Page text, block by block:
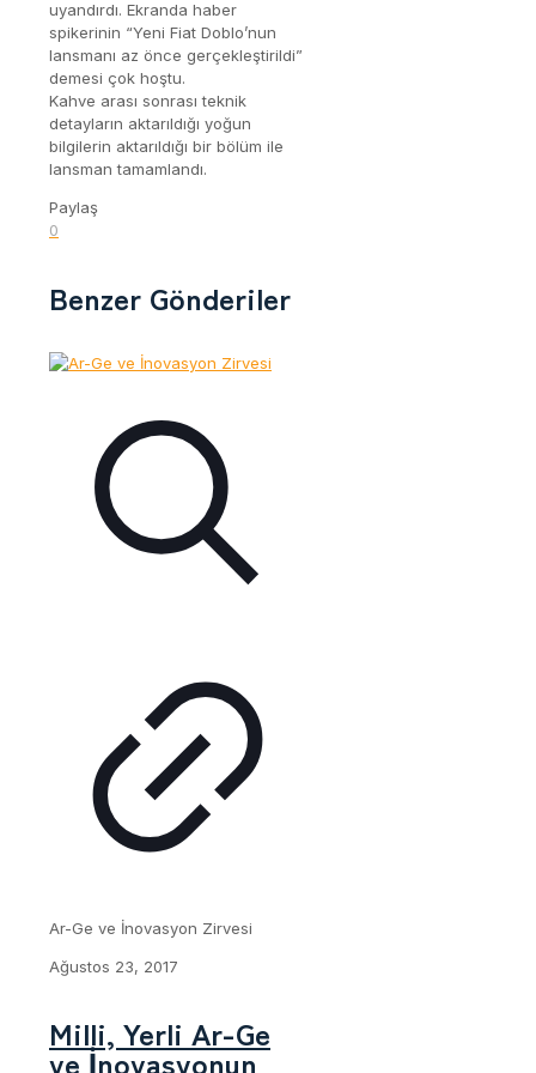
uyandırdı. Ekranda haber
spikerinin “Yeni Fiat Doblo’nun
lansmanı az önce gerçekleştirildi”
demesi çok hoştu.
Kahve arası sonrası teknik
detayların aktarıldığı yoğun
bilgilerin aktarıldığı bir bölüm ile
lansman tamamlandı.
Paylaş
0
Benzer Gönderiler
Ar-Ge ve İnovasyon Zirvesi
Ağustos 23, 2017
Milli, Yerli Ar-Ge
ve İnovasyonun